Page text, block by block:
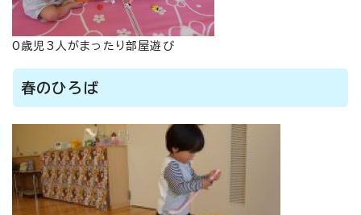
0歳児3人がまったり部屋遊び
春のひろば